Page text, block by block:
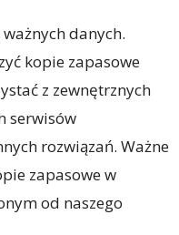
danych.
kopie zapasowe
z zewnętrznych
serwisów
rozwiązań. Ważne
zapasowe w
od naszego